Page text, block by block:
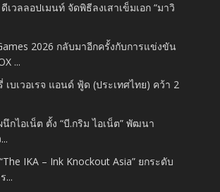
ดีเวลลอปเมนท์ จัดพิธีลงเสาเข็มเอก “มาวิ
2026 กลับมาอีกครั้งกับการแข่งขัน
...
เบเวอเรจ แอนด์ ฟู้ด (ประเทศไทย) คว้า 2
กไอเน็ต ตั้ง “บี.กริม ไอเน็ต” พัฒนา
IKA – Ink Knockout Asia” ยกระดับ
...